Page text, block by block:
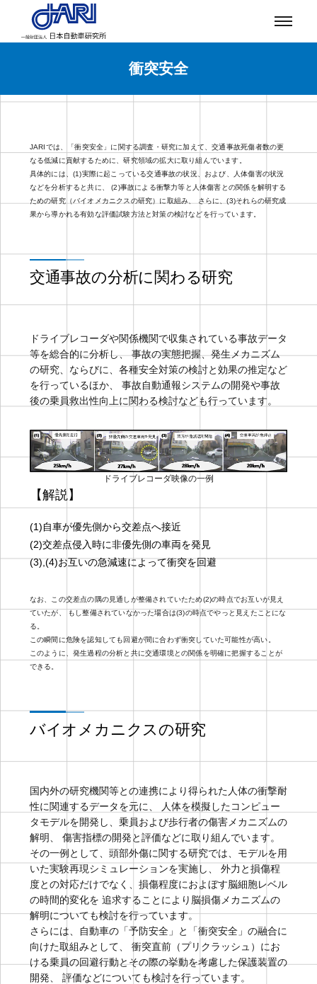
衝突安全
JARIでは、「衝突安全」に関する調査・研究に加えて、交通事故死傷者数の更
なる低減に貢献するために、研究領域の拡大に取り組んでいます。
具体的には、(1)実際に起こっている交通事故の状況、および、人体傷害の状況
などを分析すると共に、 (2)事故による衝撃力等と人体傷害との関係を解明する
ための研究（バイオメカニクスの研究）に取組み、 さらに、(3)それらの研究成
果から導かれる有効な評価試験方法と対策の検討などを行っています。
交通事故の分析に関わる研究
ドライブレコーダや関係機関で収集されている事故データ
等を総合的に分析し、 事故の実態把握、発生メカニズム
の研究、ならびに、各種安全対策の検討と効果の推定など
を行っているほか、 事故自動通報システムの開発や事故
後の乗員救出性向上に関わる検討なども行っています。
ドライブレコーダ映像の一例
【解説】
(1)自車が優先側から交差点へ接近
(2)交差点侵入時に非優先側の車両を発見
(3),(4)お互いの急減速によって衝突を回避
なお、この交差点の隅の見通しが整備されていたため(2)の時点でお互いが見え
ていたが、 もし整備されていなかった場合は(3)の時点でやっと見えたことにな
る。
この瞬間に危険を認知しても回避が間に合わず衝突していた可能性が高い。
このように、発生過程の分析と共に交通環境との関係を明確に把握することが
できる。
バイオメカニクスの研究
国内外の研究機関等との連携により得られた人体の衝撃耐
性に関連するデータを元に、 人体を模擬したコンピュー
タモデルを開発し、乗員および歩行者の傷害メカニズムの
解明、 傷害指標の開発と評価などに取り組んでいます。
その一例として、頭部外傷に関する研究では、モデルを用
いた実験再現シミュレーションを実施し、 外力と損傷程
度との対応だけでなく、損傷程度におよぼす脳細胞レベル
の時間的変化を 追求することにより脳損傷メカニズムの
解明についても検討を行っています。
さらには、自動車の「予防安全」と「衝突安全」の融合に
向けた取組みとして、 衝突直前（プリクラッシュ）にお
ける乗員の回避行動とその際の挙動を考慮した保護装置の
開発、 評価などについても検討を行っています。